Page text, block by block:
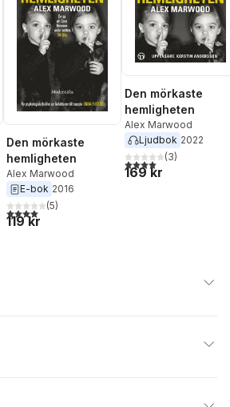
antal röster:
Den mörkaste
hemligheten
Alex Marwood
E-bok 2016
4,0utav 5 stjärnor. Totalt antal röster:
(5)
119 kr
Den mörkaste
hemligheten
Alex Marwood
Ljudbok 2022
4,0utav 5 stjärnor.
(3)
169 kr